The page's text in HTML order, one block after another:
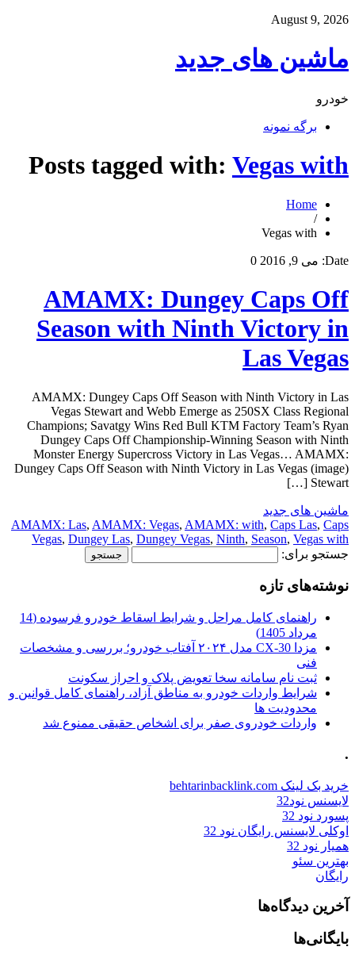
August 9, 2026
ماشین های جدید
خودرو
برگه نمونه
Posts tagged with: Vegas with
Home
/
Vegas with
Date: می 9, 2016 0
AMAMX: Dungey Caps Off
Season with Ninth Victory in
Las Vegas
AMAMX: Dungey Caps Off Season with Ninth Victory in Las
Vegas Stewart and Webb Emerge as 250SX Class Regional
Champions; Savatgy Wins Red Bull KTM Factory Team’s Ryan
Dungey Caps Off Championship-Winning Season with Ninth
Monster Energy Supercross Victory in Las Vegas… AMAMX:
Dungey Caps Off Season with Ninth Victory in Las Vegas (image)
Stewart […]
ماشین های جدید
AMAMX: Las, AMAMX: Vegas, AMAMX: with, Caps Las, Caps
Vegas, Dungey Las, Dungey Vegas, Ninth, Season, Vegas with
جستجو برای:
نوشته‌های تازه
راهنمای کامل مراحل و شرایط اسقاط خودرو فرسوده (14
مرداد 1405)
مزدا CX-30 مدل ۲۰۲۴ آفتاب خودرو؛ بررسی و مشخصات
فنی
ثبت نام سامانه سخا تعویض پلاک و احراز سکونت
شرایط واردات خودرو به مناطق آزاد، راهنمای کامل قوانین و
محدودیت ها
واردات خودروی صفر برای اشخاص حقیقی ممنوع شد
.
خرید بک لینک behtarinbacklink.com
لایسنس نود32
پسورد نود 32
اوکلی لایسنس رایگان نود 32
همیار نود 32
بهترین سئو
رایگان
آخرین دیدگاه‌ها
بایگانی‌ها